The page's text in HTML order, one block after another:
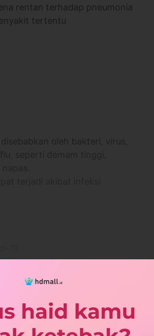
rentan terhadap pneumonia
tertentu